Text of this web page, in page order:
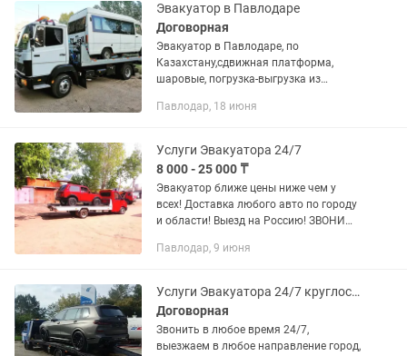
Эвакуатор в Павлодаре
Договорная
Эвакуатор в Павлодаре, по
Казахстану,сдвижная платформа,
шаровые, погрузка-выгрузка из
Павлодар, 18 июня
Услуги Эвакуатора 24/7
8 000 - 25 000 ₸
Эвакуатор ближе цены ниже чем у
всех! Доставка любого авто по городу
и области! Выезд на Россию! ЗВОНИ
Павлодар, 9 июня
Услуги Эвакуатора 24/7 круглосуточно самые низкие цены город межгород
Договорная
Звонить в любое время 24/7,
выезжаем в любое направление город,